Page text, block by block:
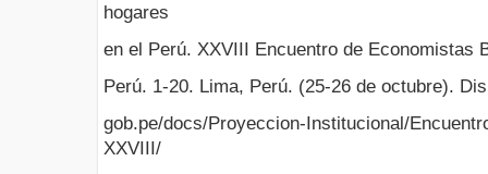
hogares
en el Perú. XXVIII Encuentro de Economistas
Perú. 1-20. Lima, Perú. (25-26 de octubre).
gob.pe/docs/Proyeccion-Institucional/
XXVIII/